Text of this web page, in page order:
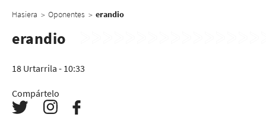
Hasiera > Oponentes > erandio
erandio
18 Urtarrila - 10:33
Compártelo